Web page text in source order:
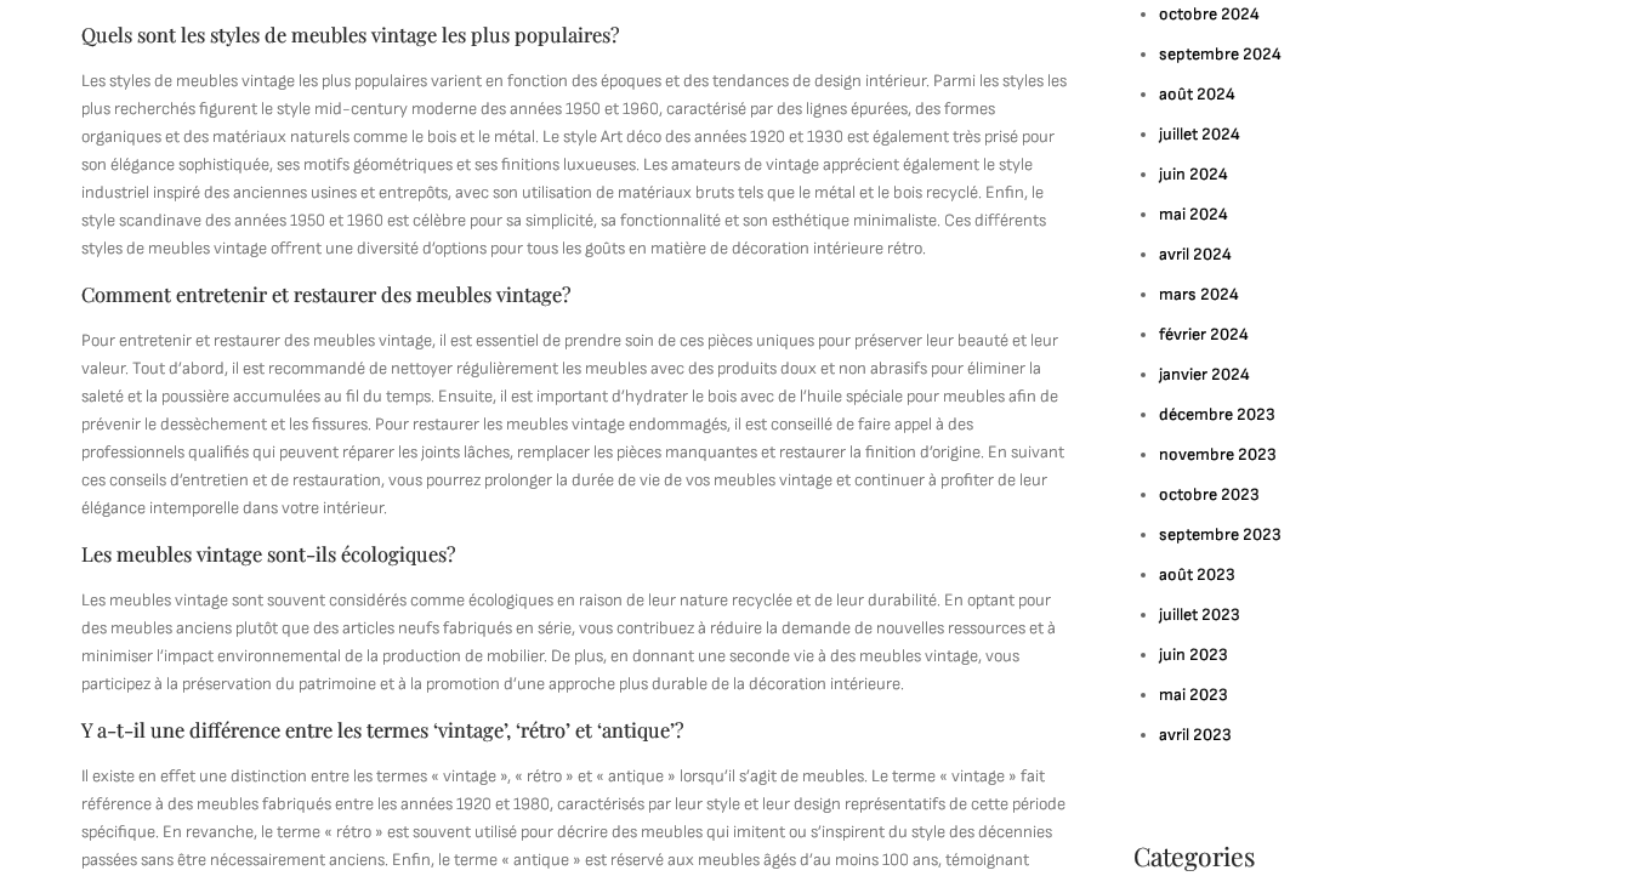
Quels sont les styles de meubles vintage les plus populaires?
Les styles de meubles vintage les plus populaires varient en fonction des époques et des tendances de design intérieur. Parmi les styles les
plus recherchés figurent le style mid-century moderne des années 1950 et 1960, caractérisé par des lignes épurées, des formes
organiques et des matériaux naturels comme le bois et le métal. Le style Art déco des années 1920 et 1930 est également très prisé pour
son élégance sophistiquée, ses motifs géométriques et ses finitions luxueuses. Les amateurs de vintage apprécient également le style
industriel inspiré des anciennes usines et entrepôts, avec son utilisation de matériaux bruts tels que le métal et le bois recyclé. Enfin, le
style scandinave des années 1950 et 1960 est célèbre pour sa simplicité, sa fonctionnalité et son esthétique minimaliste. Ces différents
styles de meubles vintage offrent une diversité d’options pour tous les goûts en matière de décoration intérieure rétro.
Comment entretenir et restaurer des meubles vintage?
Pour entretenir et restaurer des meubles vintage, il est essentiel de prendre soin de ces pièces uniques pour préserver leur beauté et leur
valeur. Tout d’abord, il est recommandé de nettoyer régulièrement les meubles avec des produits doux et non abrasifs pour éliminer la
saleté et la poussière accumulées au fil du temps. Ensuite, il est important d’hydrater le bois avec de l’huile spéciale pour meubles afin de
prévenir le dessèchement et les fissures. Pour restaurer les meubles vintage endommagés, il est conseillé de faire appel à des
professionnels qualifiés qui peuvent réparer les joints lâches, remplacer les pièces manquantes et restaurer la finition d’origine. En suivant
ces conseils d’entretien et de restauration, vous pourrez prolonger la durée de vie de vos meubles vintage et continuer à profiter de leur
élégance intemporelle dans votre intérieur.
Les meubles vintage sont-ils écologiques?
Les meubles vintage sont souvent considérés comme écologiques en raison de leur nature recyclée et de leur durabilité. En optant pour
des meubles anciens plutôt que des articles neufs fabriqués en série, vous contribuez à réduire la demande de nouvelles ressources et à
minimiser l’impact environnemental de la production de mobilier. De plus, en donnant une seconde vie à des meubles vintage, vous
participez à la préservation du patrimoine et à la promotion d’une approche plus durable de la décoration intérieure.
Y a-t-il une différence entre les termes ‘vintage’, ‘rétro’ et ‘antique’?
Il existe en effet une distinction entre les termes « vintage », « rétro » et « antique » lorsqu’il s’agit de meubles. Le terme « vintage » fait
référence à des meubles fabriqués entre les années 1920 et 1980, caractérisés par leur style et leur design représentatifs de cette période
spécifique. En revanche, le terme « rétro » est souvent utilisé pour décrire des meubles qui imitent ou s’inspirent du style des décennies
passées sans être nécessairement anciens. Enfin, le terme « antique » est réservé aux meubles âgés d’au moins 100 ans, témoignant
octobre 2024
septembre 2024
août 2024
juillet 2024
juin 2024
mai 2024
avril 2024
mars 2024
février 2024
janvier 2024
décembre 2023
novembre 2023
octobre 2023
septembre 2023
août 2023
juillet 2023
juin 2023
mai 2023
avril 2023
Categories